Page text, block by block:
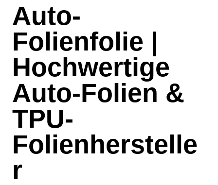
Auto-
Folienfolie |
Hochwertige
Auto-Folien &
TPU-
Folienherstelle
r